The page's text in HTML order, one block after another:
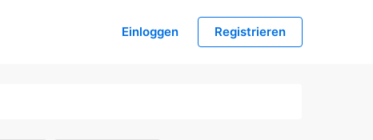
Einloggen Registrieren